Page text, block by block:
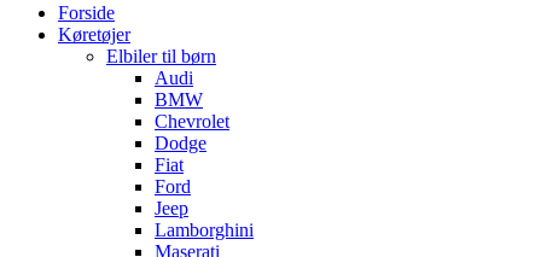
Forside
Køretøjer
Elbiler til børn
Audi
BMW
Chevrolet
Dodge
Fiat
Ford
Jeep
Lamborghini
Maserati